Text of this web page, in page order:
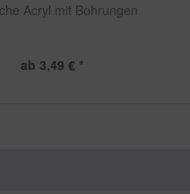
Acryl mit Bohrungen
ab 3,49 € *